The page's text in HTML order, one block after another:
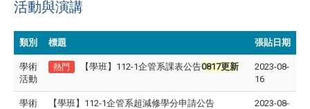
活動與演講
類別 標題 張貼日期
學術
活動
熱門 【學班】112-1企管系課表公告0817更新
2023-08-
16
學術
【學班】112-1企管系超減修學分申請公告
2023-08-